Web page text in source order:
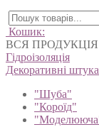
Кошик:
ВСЯ ПРОДУКЦІЯ
Гідроізоляція
Декоративні
"Шуба"
"Короїд"